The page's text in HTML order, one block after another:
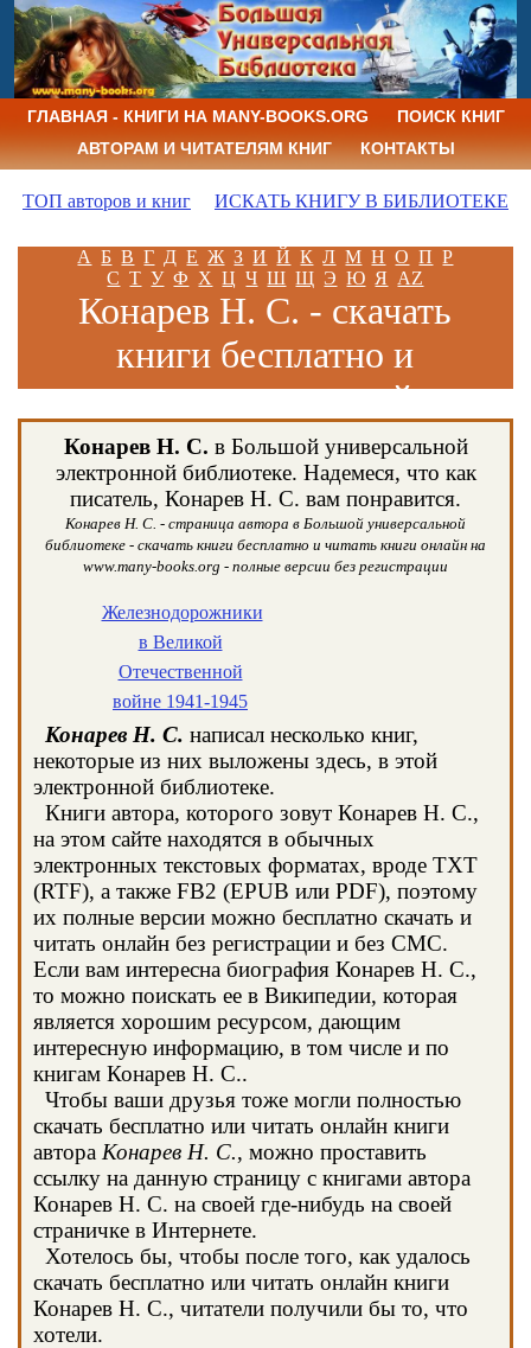
ГЛАВНАЯ - КНИГИ НА MANY-BOOKS.ORG
ПОИСК КНИГ
АВТОРАМ И ЧИТАТЕЛЯМ КНИГ
КОНТАКТЫ
ТОП авторов и книг ИСКАТЬ КНИГУ В БИБЛИОТЕКЕ
А Б В Г Д Е Ж З И Й К Л М Н О П Р
С Т У Ф Х Ц Ч Ш Щ Э Ю Я AZ
Конарев Н. С. - скачать
книги бесплатно и
читать книги онлайн
Конарев Н. С. в Большой универсальной
электронной библиотеке. Надемеся, что как
писатель, Конарев Н. С. вам понравится.
Конарев Н. С. - страница автора в Большой универсальной
библиотеке - скачать книги бесплатно и читать книги онлайн на
www.many-books.org - полные версии без регистрации
Железнодорожники
в Великой
Отечественной
войне 1941-1945
Конарев Н. С. написал несколько книг,
некоторые из них выложены здесь, в этой
электронной библиотеке.
Книги автора, которого зовут Конарев Н. С.,
на этом сайте находятся в обычных
электронных текстовых форматах, вроде TXT
(RTF), а также FB2 (EPUB или PDF), поэтому
их полные версии можно бесплатно скачать и
читать онлайн без регистрации и без СМС.
Если вам интересна биография Конарев Н. С.,
то можно поискать ее в Википедии, которая
является хорошим ресурсом, дающим
интересную информацию, в том числе и по
книгам Конарев Н. С..
Чтобы ваши друзья тоже могли полностью
скачать бесплатно или читать онлайн книги
автора Конарев Н. С., можно проставить
ссылку на данную страницу с книгами автора
Конарев Н. С. на своей где-нибудь на своей
страничке в Интернете.
Хотелось бы, чтобы после того, как удалось
скачать бесплатно или читать онлайн книги
Конарев Н. С., читатели получили бы то, что
хотели.